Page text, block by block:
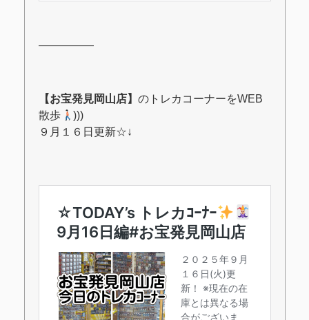
―――――
【お宝発見岡山店】 のトレカコーナーをWEB
散歩
)))
９月１６日更新☆↓